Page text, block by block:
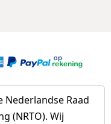
Nederlandse Raad
(NRTO). Wij